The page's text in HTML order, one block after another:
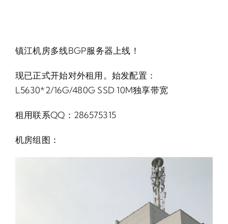
镇江机房多线BGP服务器上线！
现已正式开始对外租用。始发配置：
L5630*2/16G/480G SSD 10M独享带宽
租用联系QQ：286575315
机房组图：